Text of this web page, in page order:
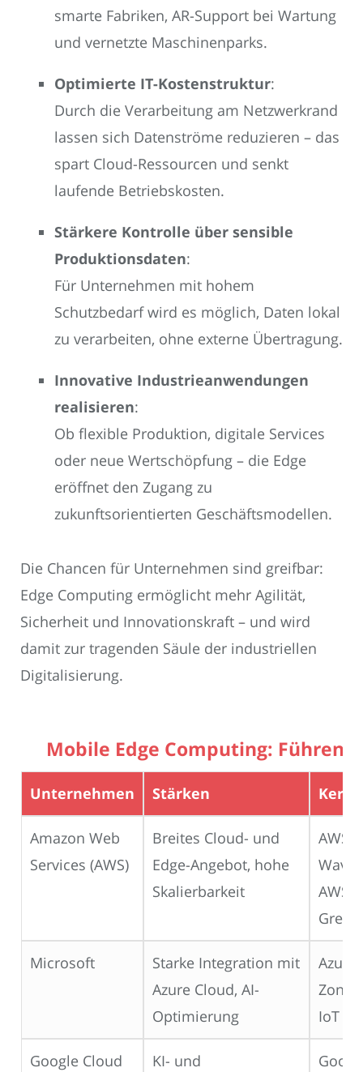
smarte Fabriken, AR-Support bei Wartung
und vernetzte Maschinenparks.
Optimierte IT-Kostenstruktur:
Durch die Verarbeitung am Netzwerkrand
lassen sich Datenströme reduzieren – das
spart Cloud-Ressourcen und senkt
laufende Betriebskosten.
Stärkere Kontrolle über sensible
Produktionsdaten:
Für Unternehmen mit hohem
Schutzbedarf wird es möglich, Daten lokal
zu verarbeiten, ohne externe Übertragung.
Innovative Industrieanwendungen
realisieren:
Ob flexible Produktion, digitale Services
oder neue Wertschöpfung – die Edge
eröffnet den Zugang zu
zukunftsorientierten Geschäftsmodellen.
Die Chancen für Unternehmen sind greifbar:
Edge Computing ermöglicht mehr Agilität,
Sicherheit und Innovationskraft – und wird
damit zur tragenden Säule der industriellen
Digitalisierung.
Mobile Edge Computing:
Unternehmen Stärken
Amazon Web
Services (AWS)
Breites Cloud- und
Edge-Angebot, hohe
Skalierbarkeit
AWS
AWS
Microsoft
Starke Integration mit
Azure Cloud, AI-
Optimierung
Azure
IoT
Google Cloud
KI- und